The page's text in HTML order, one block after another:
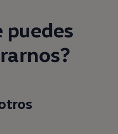
puedes